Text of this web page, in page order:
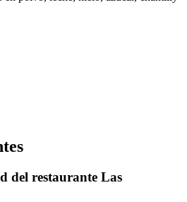
tes
del restaurante Las